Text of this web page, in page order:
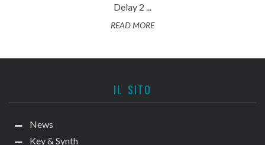
Delay 2 ...
READ MORE
IL SITO
News
Key & Synth